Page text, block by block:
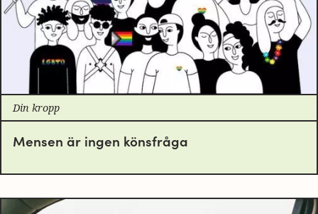
Din kropp
Mensen är ingen könsfråga